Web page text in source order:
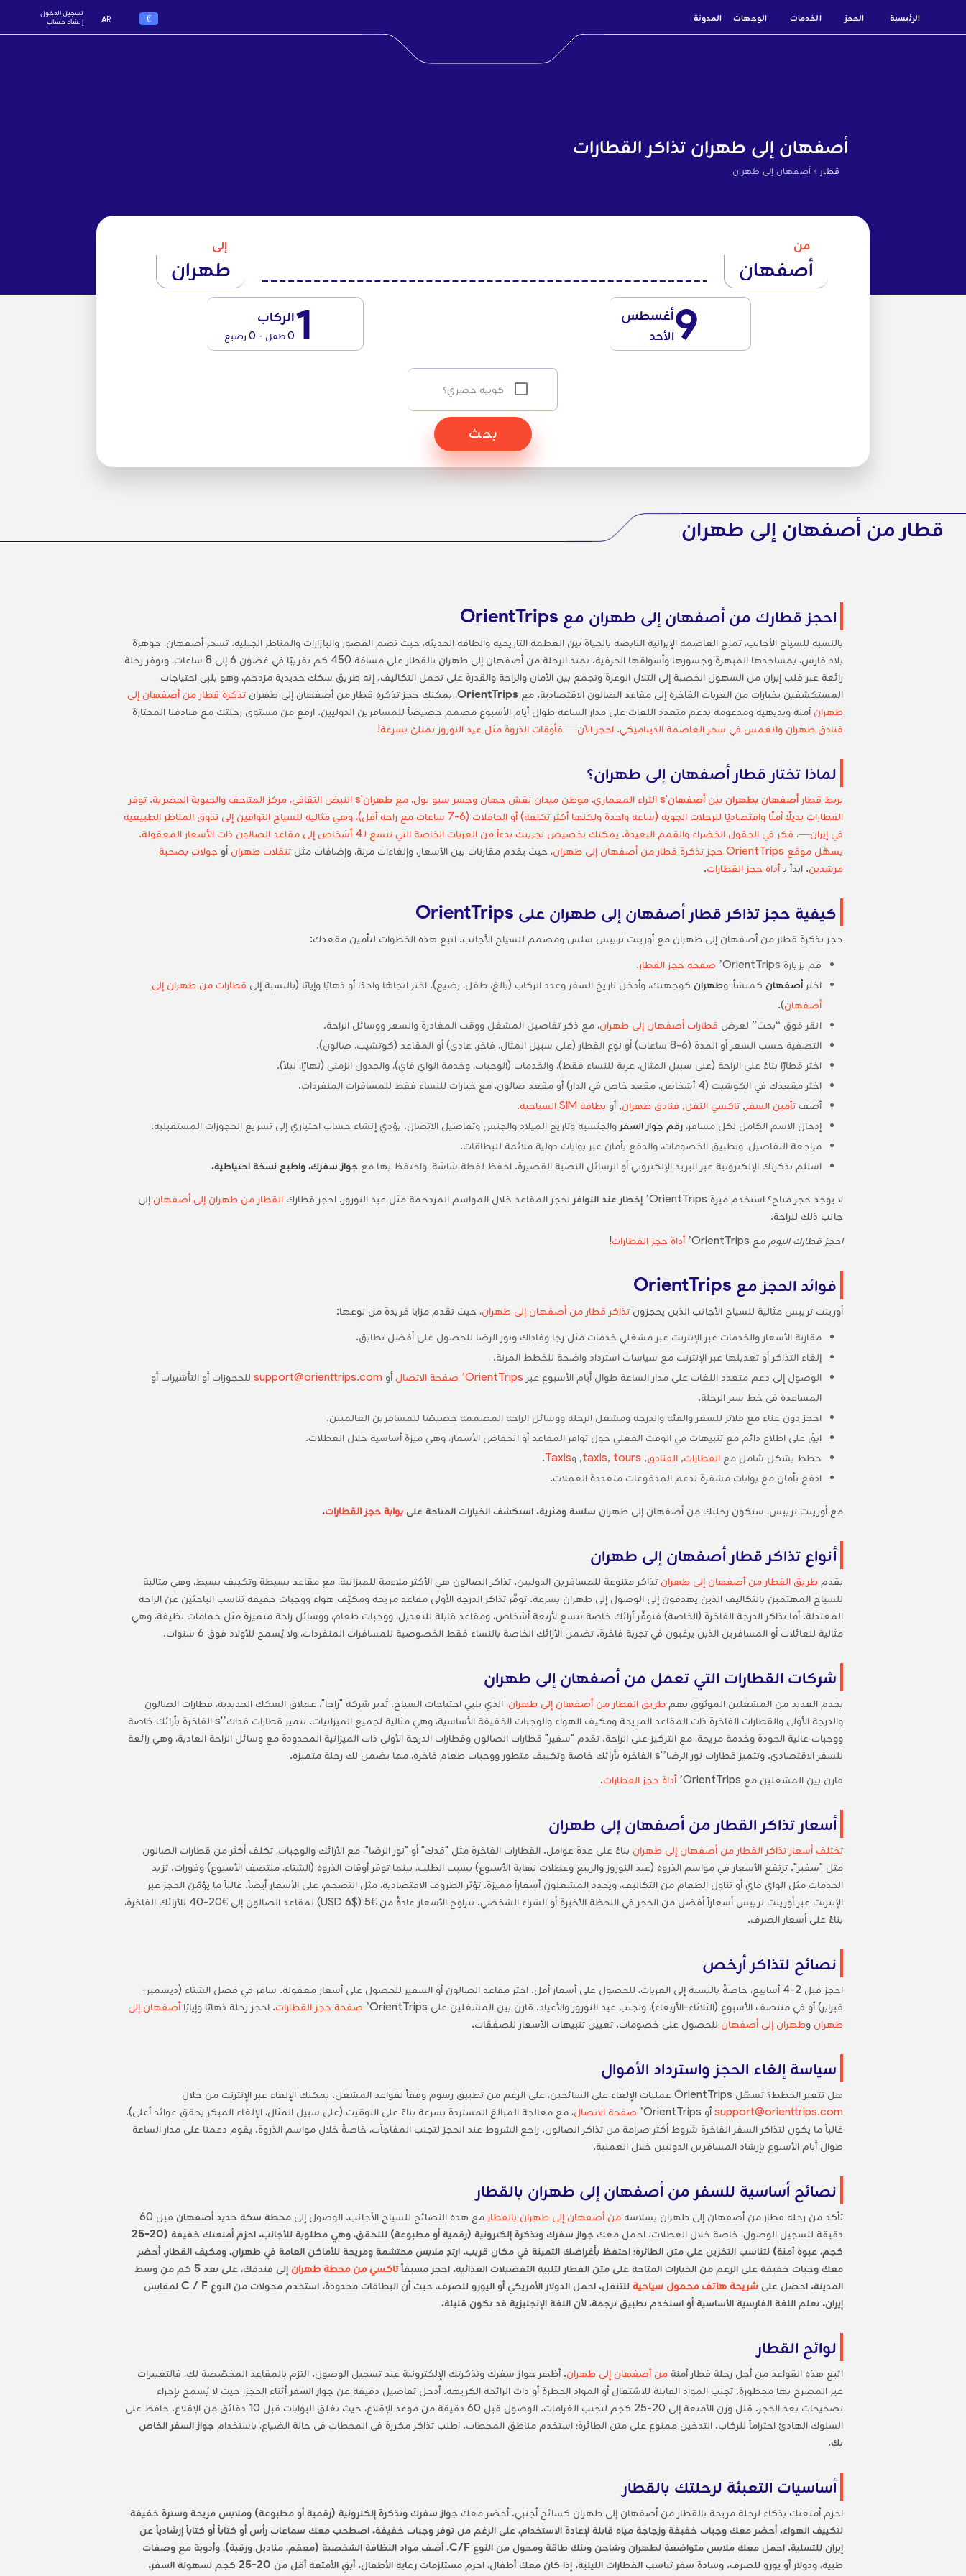
الرئيسية الحجز الخدمات الوجهات المدونة €
AR
تسجيل الدخول
إنشاء حساب
أصفهان إلى طهران تذاكر القطارات
قطار › أصفهان إلى طهران
من
أصفهان
إلى
طهران
9أغسطس
الأحد 1الركاب
0 طفل - 0 رضيع
كوبيه حصري؟
بحث
قطار من أصفهان إلى طهران
احجز قطارك من أصفهان إلى طهران مع OrientTrips
بالنسبة للسياح الأجانب، تمزج العاصمة الإيرانية النابضة بالحياة بين العظمة التاريخية والطاقة الحديثة، حيث تضم القصور والبازارات والمناظر الجبلية. تسحر أصفهان، جوهرة
بلاد فارس، بمساجدها المبهرة وجسورها وأسواقها الحرفية. تمتد الرحلة من أصفهان إلى طهران بالقطار على مسافة 450 كم تقريبًا في غضون 6 إلى 8 ساعات، وتوفر رحلة
رائعة عبر قلب إيران من السهول الخصبة إلى التلال الوعرة وتجمع بين الأمان والراحة والقدرة على تحمل التكاليف. إنه طريق سكك حديدية مزدحم، وهو يلبي احتياجات
المستكشفين بخيارات من العربات الفاخرة إلى مقاعد الصالون الاقتصادية. مع OrientTrips، يمكنك حجز تذكرة قطار من أصفهان إلى طهران تذكرة قطار من أصفهان إلى
طهران آمنة وبديهية ومدعومة بدعم متعدد اللغات على مدار الساعة طوال أيام الأسبوع مصمم خصيصاً للمسافرين الدوليين. ارفع من مستوى رحلتك مع فنادقنا المختارة
فنادق طهران وانغمس في سحر العاصمة الديناميكي. احجز الآن— فأوقات الذروة مثل عيد النوروز تمتلئ بسرعة!
لماذا تختار قطار أصفهان إلى طهران؟
يربط قطار أصفهان بطهران بين أصفهان's الثراء المعماري، موطن ميدان نقش جهان وجسر سيو بول، مع طهران
's النبض الثقافي، مركز المتاحف والحيوية الحضرية. توفر
القطارات بديلًا آمنًا واقتصاديًا للرحلات الجوية (ساعة واحدة ولكنها أكثر تكلفة) أو الحافلات (6-7 ساعات مع راحة أقل)، وهي مثالية للسياح التواقين إلى تذوق المناظر الطبيعية
في إيران—، فكر في الحقول الخضراء والقمم البعيدة. يمكنك تخصيص تجربتك بدءاً من العربات الخاصة التي تتسع لـ4 أشخاص إلى مقاعد الصالون ذات الأسعار المعقولة.
يسهّل موقع OrientTrips حجز
تذكرة قطار من أصفهان إلى طهران، حيث يقدم مقارنات بين الأسعار، وإلغاءات مرنة، وإضافات مثل تنقلات طهران أو جولات بصحبة
مرشدين. ابدأ بـأداة حجز القطارات.
كيفية حجز تذاكر قطار أصفهان إلى طهران على OrientTrips
حجز تذكرة قطار من أصفهان إلى طهران مع أورينت تريبس سلس ومصمم للسياح الأجانب. اتبع هذه الخطوات لتأمين مقعدك:
قم بزيارة OrientTrips’
صفحة حجز القطار.
اختر أصفهان كمنشأ، وطهران كوجهتك، وأدخل تاريخ السفر وعدد الركاب (بالغ، طفل، رضيع). اختر اتجاهًا واحدًا أو ذهابًا وإيابًا (بالنسبة إلى قطارات من طهران إلى
أصفهان).
انقر فوق “بحث” لعرض قطارات أصفهان إلى طهران، مع ذكر تفاصيل المشغل ووقت المغادرة والسعر ووسائل الراحة.
التصفية حسب السعر أو المدة (6-8 ساعات) أو نوع القطار (على سبيل المثال، فاخر، عادي) أو المقاعد (كوتشيت، صالون).
اختر قطارًا بناءً على الراحة (على سبيل المثال، عربة للنساء فقط)، والخدمات (الوجبات، وخدمة الواي فاي)، والجدول الزمني (نهارًا، ليلاً).
اختر مقعدك في الكوشيت (4 أشخاص، مقعد خاص في الدار) أو مقعد صالون، مع خيارات للنساء فقط للمسافرات المنفردات.
أضف تأمين السفر, تاكسي النقل, فنادق طهران, أو بطاقة SIM السياحية
.
إدخال الاسم الكامل لكل مسافر، رقم جواز السفر والجنسية وتاريخ الميلاد والجنس وتفاصيل الاتصال. يؤدي إنشاء حساب اختياري إلى تسريع الحجوزات المستقبلية.
مراجعة التفاصيل، وتطبيق الخصومات، والدفع بأمان عبر بوابات دولية ملائمة للبطاقات.
استلم تذكرتك الإلكترونية عبر البريد الإلكتروني أو الرسائل النصية القصيرة. احفظ لقطة شاشة، واحتفظ بها مع جواز سفرك، واطبع نسخة احتياطية.
لا يوجد حجز متاح؟ استخدم ميزة OrientTrips’ إخطار عند التوافر لحجز المقاعد خلال المواسم المزدحمة مثل عيد النوروز. احجز قطارك القطار من طهران إلى أصفهان إلى
جانب ذلك للراحة.
احجز قطارك اليوم مع OrientTrips’ أداة حجز القطارات!
فوائد الحجز مع OrientTrips
أورينت تريبس مثالية للسياح الأجانب الذين يحجزون تذاكر قطار من أصفهان إلى طهران، حيث تقدم مزايا فريدة من نوعها:
مقارنة الأسعار والخدمات عبر الإنترنت عبر مشغلي خدمات مثل رجا وفاداك ونور الرضا للحصول على أفضل تطابق.
إلغاء التذاكر أو تعديلها عبر الإنترنت مع سياسات استرداد واضحة للخطط المرنة.
الوصول إلى دعم متعدد اللغات على مدار الساعة طوال أيام الأسبوع عبر OrientTrips’ صفحة الاتصال أو support@orienttrips.com للحجوزات أو التأشيرات أو
المساعدة في خط سير الرحلة.
احجز دون عناء مع فلاتر للسعر والفئة والدرجة ومشغل الرحلة ووسائل الراحة المصممة خصيصًا للمسافرين العالميين.
ابقَ على اطلاع دائم مع تنبيهات في الوقت الفعلي حول توافر المقاعد أو انخفاض الأسعار، وهي ميزة أساسية خلال العطلات.
خطط بشكل شامل مع القطارات, الفنادق,
taxis, tours , وTaxis
.
ادفع بأمان مع بوابات مشفرة تدعم المدفوعات متعددة العملات.
مع أورينت تريبس، ستكون رحلتك من أصفهان إلى طهران سلسة ومثرية. استكشف الخيارات المتاحة على بوابة حجز القطارات.
أنواع تذاكر قطار أصفهان إلى طهران
يقدم طريق القطار من أصفهان إلى طهران تذاكر متنوعة للمسافرين الدوليين. تذاكر الصالون هي الأكثر ملاءمة للميزانية، مع مقاعد بسيطة وتكييف بسيط، وهي مثالية
للسياح المهتمين بالتكاليف الذين يهدفون إلى الوصول إلى طهران بسرعة. توفّر تذاكر الدرجة الأولى مقاعد مريحة ومكيّف هواء ووجبات خفيفة تناسب الباحثين عن الراحة
المعتدلة. أما تذاكر الدرجة الفاخرة (الخاصة) فتوفِّر أرائك خاصة تتسع لأربعة أشخاص، ومقاعد قابلة للتعديل، ووجبات طعام، ووسائل راحة متميزة مثل حمامات نظيفة، وهي
مثالية للعائلات أو المسافرين الذين يرغبون في تجربة فاخرة. تضمن الأرائك الخاصة بالنساء فقط الخصوصية للمسافرات المنفردات، ولا يُسمح للأولاد فوق 6 سنوات.
شركات القطارات التي تعمل من أصفهان إلى طهران
يخدم العديد من المشغلين الموثوق بهم طريق القطار من أصفهان إلى طهران، الذي يلبي احتياجات السياح. تُدير شركة "راجا"، عملاق السكك الحديدية، قطارات الصالون
والدرجة الأولى والقطارات الفاخرة ذات المقاعد المريحة ومكيف الهواء والوجبات الخفيفة الأساسية، وهي مثالية لجميع الميزانيات. تتميز قطارات فداك’'s الفاخرة بأرائك خاصة
ووجبات عالية الجودة وخدمة مريحة، مع التركيز على الراحة. تقدم "سفير" قطارات الصالون وقطارات الدرجة الأولى ذات الميزانية المحدودة مع وسائل الراحة العادية، وهي رائعة
للسفر الاقتصادي. وتتميز قطارات نور الرضا’'s الفاخرة بأرائك خاصة وتكييف متطور ووجبات طعام فاخرة، مما يضمن لك رحلة متميزة.
قارن بين المشغلين مع OrientTrips’
أداة حجز القطارات.
أسعار تذاكر القطار من أصفهان إلى طهران
تختلف أسعار تذاكر القطار من أصفهان إلى طهران بناءً على عدة عوامل. القطارات الفاخرة مثل "فدك" أو "نور الرضا"، مع الأرائك والوجبات، تكلف أكثر من قطارات الصالون
مثل "سفير". ترتفع الأسعار في مواسم الذروة (عيد النوروز والربيع وعطلات نهاية الأسبوع) بسبب الطلب، بينما توفر أوقات الذروة (الشتاء، منتصف الأسبوع) وفورات. تزيد
الخدمات مثل الواي فاي أو تناول الطعام من التكاليف، ويحدد المشغلون أسعاراً مميزة. تؤثر الظروف الاقتصادية، مثل التضخم، على الأسعار أيضاً. غالباً ما يؤمّن الحجز عبر
الإنترنت عبر أورينت تريبس أسعاراً أفضل من الحجز في اللحظة الأخيرة أو الشراء الشخصي. تتراوح الأسعار عادةً من €5 ($6 USD) لمقاعد الصالون إلى €20-40 للأرائك الفاخرة،
بناءً على أسعار الصرف.
نصائح لتذاكر أرخص
احجز قبل 2-4 أسابيع، خاصةً بالنسبة إلى العربات، للحصول على أسعار أقل. اختر مقاعد الصالون أو السفير للحصول على أسعار معقولة. سافر في فصل الشتاء (ديسمبر-
فبراير) أو في منتصف الأسبوع (الثلاثاء-الأربعاء)، وتجنب عيد النوروز والأعياد. قارن بين المشغلين على OrientTrips’
صفحة حجز القطارات. احجز رحلة ذهابًا وإيابًاأصفهان إلى
طهران وطهران إلى أصفهان للحصول على خصومات. تعيين تنبيهات الأسعار للصفقات.
سياسة إلغاء الحجز واسترداد الأموال
هل تتغير الخطط؟ تسهّل OrientTrips عمليات الإلغاء على السائحين، على الرغم من تطبيق رسوم وفقاً لقواعد المشغل. يمكنك الإلغاء عبر الإنترنت من خلال
support@orienttrips.com أو OrientTrips’ صفحة الاتصال، مع معالجة المبالغ المستردة بسرعة بناءً على التوقيت (على سبيل المثال، الإلغاء المبكر يحقق عوائد أعلى).
غالباً ما يكون لتذاكر السفر الفاخرة شروط أكثر صرامة من تذاكر الصالون. راجع الشروط عند الحجز لتجنب المفاجآت، خاصةً خلال مواسم الذروة. يقوم دعمنا على مدار الساعة
طوال أيام الأسبوع بإرشاد المسافرين الدوليين خلال العملية.
نصائح أساسية للسفر من أصفهان إلى طهران بالقطار
تأكد من رحلة قطار من أصفهان إلى طهران بسلاسة من أصفهان إلى طهران بالقطار مع هذه النصائح للسياح الأجانب. الوصول إلى محطة سكة حديد أصفهان
قبل 60
دقيقة لتسجيل الوصول، خاصة خلال العطلات. احمل معك
جواز سفرك وتذكرة إلكترونية (رقمية أو مطبوعة) للتحقق، وهي مطلوبة للأجانب. احزم أمتعتك خفيفة (20-25
كجم، عبوة آمنة) لتناسب التخزين على متن الطائرة؛ احتفظ بأغراضك الثمينة في مكان قريب. ارتدِ ملابس محتشمة ومريحة للأماكن العامة في طهران، ومكيف القطار. أحضر
معك وجبات خفيفة على الرغم من الخيارات المتاحة على متن القطار لتلبية التفضيلات الغذائية. احجز مسبقاًتاكسي من محطة طهران
إلى فندقك، على بعد 5 كم من وسط
المدينة. احصل على شريحة هاتف محمول سياحية
للتنقل. احمل الدولار الأمريكي أو اليورو للصرف، حيث أن البطاقات محدودة. استخدم محولات من النوع C / F لمقابس
إيران. تعلم اللغة الفارسية الأساسية أو استخدم تطبيق ترجمة، لأن اللغة الإنجليزية قد تكون قليلة.
لوائح القطار
اتبع هذه القواعد من أجل رحلة قطار آمنة من أصفهان إلى طهران. أظهر جواز سفرك وتذكرتك الإلكترونية عند تسجيل الوصول. التزم بالمقاعد المخصّصة لك، فالتغييرات
غير المصرح بها محظورة. تجنب المواد القابلة للاشتعال أو المواد الخطرة أو ذات الرائحة الكريهة. أدخل تفاصيل دقيقة عن جواز السفر أثناء الحجز، حيث لا يُسمح بإجراء
تصحيحات بعد الحجز. قلل وزن الأمتعة إلى 20-25 كجم لتجنب الغرامات. الوصول قبل 60 دقيقة من موعد الإقلاع، حيث تغلق البوابات قبل 10 دقائق من الإقلاع. حافظ على
السلوك الهادئ احتراماً للركاب. التدخين ممنوع على متن الطائرة؛ استخدم مناطق المحطات. اطلب تذاكر مكررة في المحطات في حالة الضياع، باستخدام جواز السفر الخاص
بك.
أساسيات التعبئة لرحلتك بالقطار
احزم أمتعتك بذكاء لرحلة مريحة بالقطار من أصفهان إلى طهران كسائح أجنبي. أحضر معك جواز سفرك وتذكرة إلكترونية (رقمية أو مطبوعة) وملابس مريحة وسترة خفيفة
لتكييف الهواء. أحضر معك وجبات خفيفة وزجاجة مياه قابلة لإعادة الاستخدام، على الرغم من توفر وجبات خفيفة. اصطحب معك سماعات رأس أو كتاباً أو كتاباً إرشادياً عن
إيران للتسلية. احمل معك ملابس متواضعة لطهران وشاحن وبنك طاقة ومحول من النوع C/F. أضف مواد النظافة الشخصية (معقم، مناديل ورقية)، وأدوية مع وصفات
طبية، ودولار أو يورو للصرف. وسادة سفر تناسب القطارات الليلية. إذا كان معك أطفال، احزم مستلزمات رعاية الأطفال. أبقِ الأمتعة أقل من 20-25 كجم لسهولة السفر.